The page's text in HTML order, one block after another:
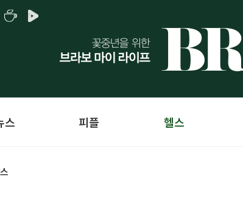
스 피플 헬스